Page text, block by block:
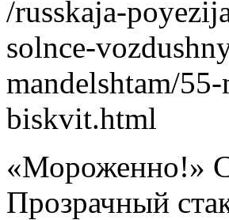
/russkaja-
solnce-
mandelshtam/
biskvit.html
«Мороженно!»
Прозрачный